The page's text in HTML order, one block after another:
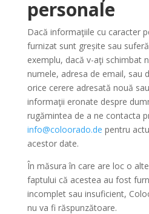
personale
Dacă informaţiile cu caracter
furnizat sunt greșite sau
exemplu, dacă v-aţi schimbat
numele, adresa de email, sau
orice cerere adresată nouă
informaţii eronate despre
rugămintea de a ne contacta
info@coloorado.de pentru
acestor date.
În măsura în care are loc o
faptului că acestea au fost
incomplet sau insuficient,
nu va fi răspunzătoare.